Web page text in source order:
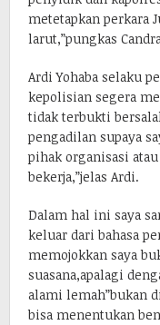
metetapkan perkara
larut,”pungkas
Ardi Yohaba selaku
kepolisian segera
tidak terbukti
pengadilan supaya
pihak organisasi
bekerja,”jelas Ardi.
Dalam hal ini saya
keluar dari bahasa
memojokkan saya
suasana,apalagi
alami lemah”bukan
bisa menentukan